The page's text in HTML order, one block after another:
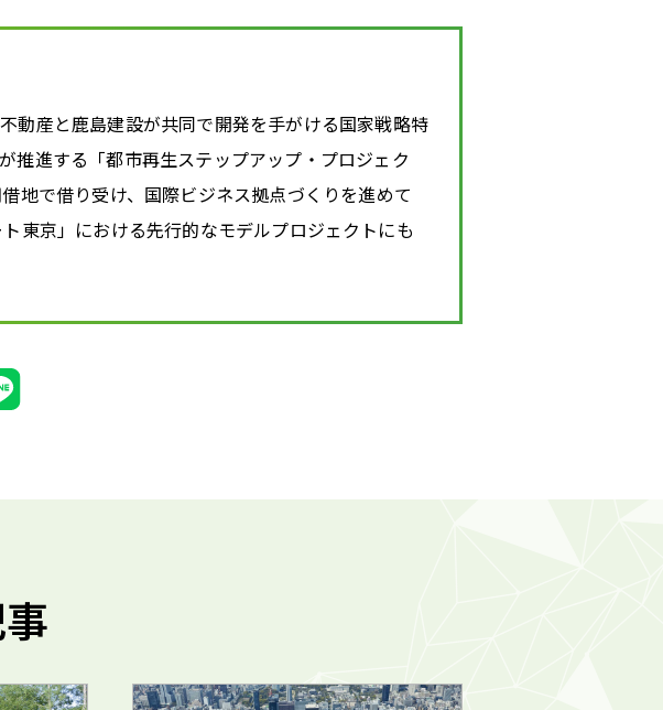
動産と鹿島建設が共同で開発を手がける国家戦略特
推進する「都市再生ステップアップ・プロジェク
地で借り受け、国際ビジネス拠点づくりを進めて
東京」における先行的なモデルプロジェクトにも